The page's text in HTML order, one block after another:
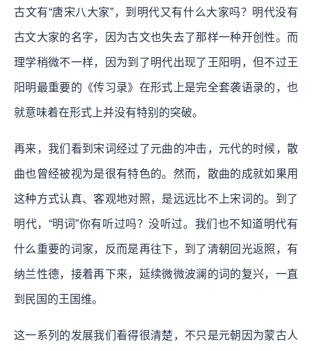
古文有“唐宋八大家”，到明代又有什么大家吗？明代没有
古文大家的名字，因为古文也失去了那样一种开创性。而
理学稍微不一样，因为到了明代出现了王阳明，但不过王
阳明最重要的《传习录》在形式上是完全套袭语录的，也
就意味着在形式上并没有特别的突破。
再来，我们看到宋词经过了元曲的冲击，元代的时候，散
曲也曾经被视为是很有特色的。然而，散曲的成就如果用
这种方式认真、客观地对照，是远远比不上宋词的。到了
明代，“明词”你有听过吗？没听过。我们也不知道明代有
什么重要的词家，反而是再往下，到了清朝回光返照，有
纳兰性德，接着再下来，延续微微波澜的词的复兴，一直
到民国的王国维。
这一系列的发展我们看得很清楚，不只是元朝因为蒙古人